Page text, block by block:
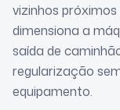
vizinhos
dimensiona a
saída de
regularização
equipamento.